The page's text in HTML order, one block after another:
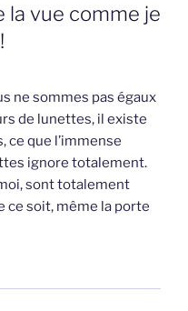
la vue comme je
ne sommes pas égaux
de lunettes, il existe
que l’immense
ignore totalement.
sont totalement
ce soit, même la porte